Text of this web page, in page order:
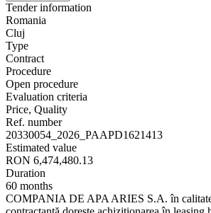
Tender information
Romania
Cluj
Type
Contract
Procedure
Open procedure
Evaluation criteria
Price, Quality
Ref. number
20330054_2026_PAAPD1621413
Estimated value
RON 6,474,480.13
Duration
60 months
COMPANIA DE APA ARIES S.A. în